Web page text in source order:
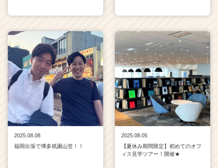
2025.08.08
福岡出張で博多祇園山笠！！
2025.08.05
【夏休み期間限定】初めてのオフ
ィス見学ツアー！開催★